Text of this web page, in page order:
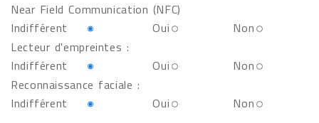
Near Field Communication (NFC)
Indifférent
Oui
Non
Lecteur d'empreintes :
Indifférent
Oui
Non
Reconnaissance faciale :
Indifférent
Oui
Non